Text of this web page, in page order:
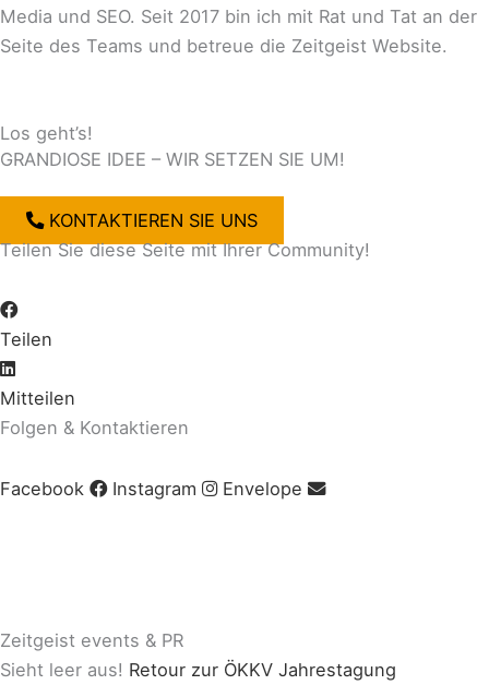
Media und SEO. Seit 2017 bin ich mit Rat und Tat an der
Seite des Teams und betreue die Zeitgeist Website.
Los geht’s!
GRANDIOSE IDEE – WIR SETZEN SIE UM!
KONTAKTIEREN SIE UNS
Teilen Sie diese Seite mit Ihrer Community!
Teilen
Mitteilen
Folgen & Kontaktieren
Facebook Instagram
Envelope
Zeitgeist events & PR
Sieht leer aus! Retour zur ÖKKV Jahrestagung